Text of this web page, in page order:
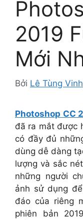
2019
Mới
Bởi Lê Tùng Vinh
Photoshop CC
đã ra mắt được
có đầy đủ
dùng dễ dàng
lượng và sắc
những người
ảnh sử dụng
đáo của riêng
phiên bản